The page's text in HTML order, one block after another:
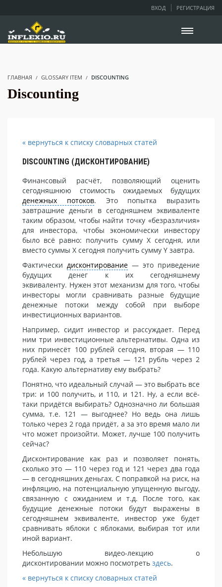
ВХОД РЕГИСТРАЦИЯ
ГЛАВНАЯ GLOSSARY ITEM DISCOUNTING
Discounting
« вернуться к списку словарных статей
DISCOUNTING (ДИСКОНТИРОВАНИЕ)
Финансовый расчёт, позволяющий оценить
сегодняшнюю стоимость ожидаемых будущих
денежных потоков. Это попытка выразить
завтрашние деньги в сегодняшнем эквиваленте
таким образом, чтобы найти точку «безразличия»
для инвестора, чтобы экономически инвестору
было всё равно: получить сумму Х сегодня, или
вместо суммы Х сегодня получить сумму Y завтра.
Фактически дисконтирование — это приведение
будущих денег к их сегодняшнему
эквиваленту. Нужен этот механизм для того, чтобы
инвесторы могли сравнивать разные будущие
денежные потоки между собой при выборе
инвестиционных вариантов.
Например, сидит инвестор и рассуждает. Перед
ним три инвестиционные альтернативы. Одна из
них принесёт 100 рублей сегодня, вторая — 110
рублей через год, а третья — 121 рубль через 2
года. Какую альтернативу ему выбрать?
Понятно, что идеальный случай — это выбрать все
три: и 100 получить, и 110, и 121. Ну, а если всё-
таки придётся выбирать? Однозначно ли большая
сумма, т.е. 121 — выгоднее? Но ведь она лишь
только через 2 года придёт, а за это время мало ли
что может произойти. Может, лучше 100 получить
сейчас?
Дисконтирование как раз и позволяет понять,
сколько это — 110 через год и 121 через два года
— в сегодняшних деньгах. С поправкой на риск, на
инфляцию, на потенциальную упущенную выгоду,
связанную с ожиданием и т.д. После того, как
будущие денежные потоки будут выражены в
сегодняшнем эквиваленте, инвестор уже будет
сравнивать яблоки с яблоками, выбирая тот или
иной вариант.
Небольшую видео-лекцию о
дисконтировании можно посмотреть здесь.
« вернуться к списку словарных статей